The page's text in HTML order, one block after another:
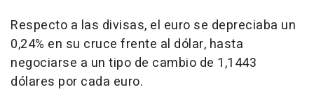
Respecto a las divisas, el euro se depreciaba un
0,24% en su cruce frente al dólar, hasta
negociarse a un tipo de cambio de 1,1443
dólares por cada euro.